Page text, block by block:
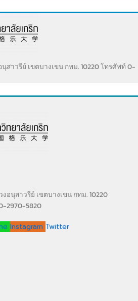
สาวรีย์ เขตบางเขน กทม. 10220 โทรศัพท์ 0-
อนุสาวรีย์ เขตบางเขน กทม. 10220
2970-5820
Instagram Twitter